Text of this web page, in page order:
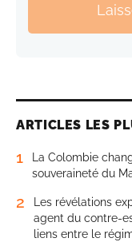
ARTICLES LES
1
La Colombie
souveraineté du
2
Les révélations
agent du contre-
liens entre le